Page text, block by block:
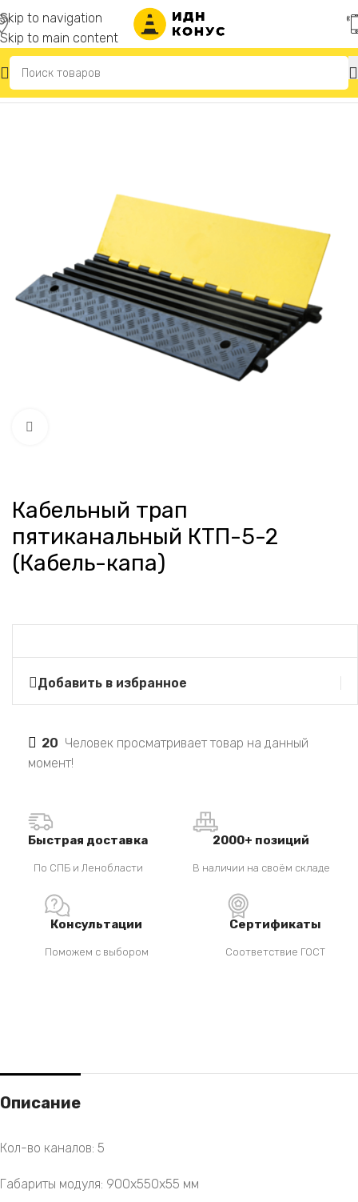
Skip to navigation
Skip to main content
Главная Кабельный трап (кабельный мост, кабель-канал)
Кабельный трап
пятиканальный КТП-5-2
(Кабель-капа)
Добавить в избранное
20 Человек просматривает товар на данный
момент!
Быстрая доставка
По СПБ и Ленобласти
2000+ позиций
В наличии на своём складе
Консультации
Поможем с выбором
Сертификаты
Соответствие ГОСТ
Описание
Кол-во каналов: 5
Габариты модуля: 900х550х55 мм